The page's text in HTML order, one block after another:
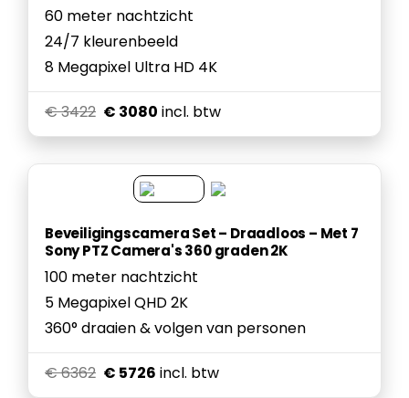
60 meter nachtzicht
24/7 kleurenbeeld
8 Megapixel Ultra HD 4K
€ 3422 € 3080 incl. btw
Beveiligingscamera Set – Draadloos – Met 7
Sony PTZ Camera's 360 graden 2K
100 meter nachtzicht
5 Megapixel QHD 2K
360° draaien & volgen van personen
€ 6362 € 5726 incl. btw